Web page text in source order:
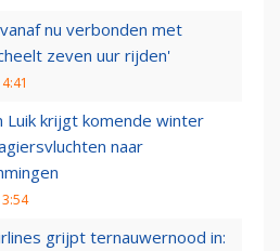
nu verbonden met
zeven uur rijden'
Luik krijgt komende winter
naar
grijpt ternauwernood in: